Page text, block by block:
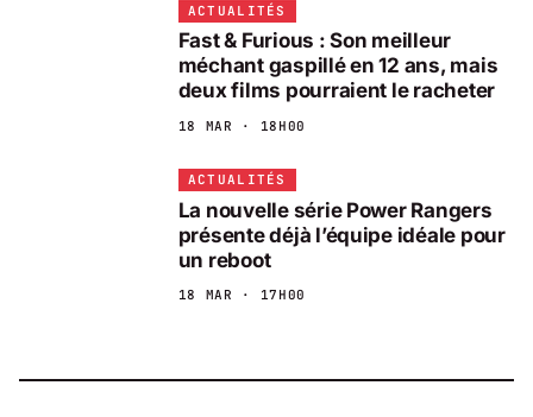
ACTUALITÉS
Fast & Furious : Son meilleur
méchant gaspillé en 12 ans, mais
deux films pourraient le racheter
18 MAR · 18H00
ACTUALITÉS
La nouvelle série Power Rangers
présente déjà l’équipe idéale pour
un reboot
18 MAR · 17H00